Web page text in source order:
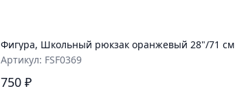
Фигура, Школьный рюкзак оранжевый 28"/71 см
Артикул: FSF0369
750 ₽